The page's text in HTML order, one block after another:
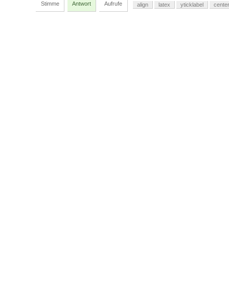
Stimme Antwort Aufrufe align latex yticklabel center